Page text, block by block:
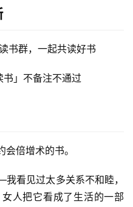
书群，一起共读好书
」不备注不通过
倍增术的书。
看见过太多关系不和睦，
人把它看成了生活的一部